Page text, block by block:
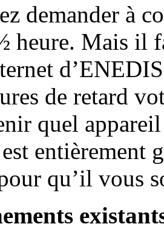
demander à
heure. Mais il
de retard
quel
entièrement
qu’il vous